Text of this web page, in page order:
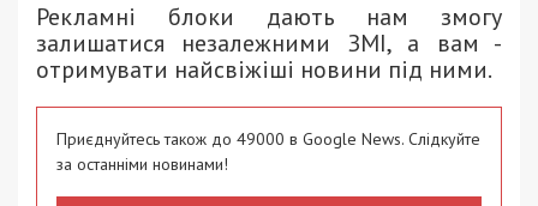
Рекламні блоки дають нам змогу
залишатися незалежними ЗМІ, а вам -
отримувати найсвіжіші новини під ними.
Приєднуйтесь також до 49000 в Google News. Слідкуйте
за останніми новинами!